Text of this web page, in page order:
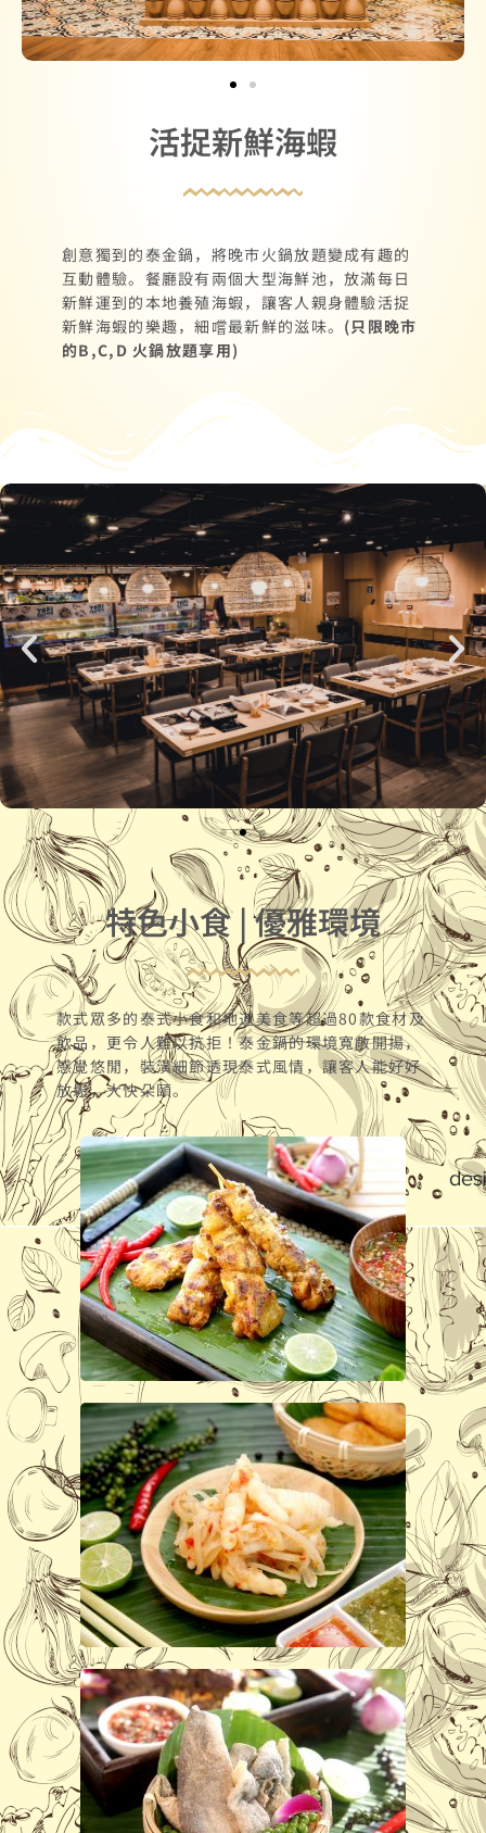
活捉新鮮海蝦
創意獨到的泰金鍋，將晚市火鍋放題變成有趣的
互動體驗。餐廳設有兩個大型海鮮池，放滿每日
新鮮運到的本地養殖海蝦，讓客人親身體驗活捉
新鮮海蝦的樂趣，細嚐最新鮮的滋味。 (只限晚市
的B,C,D 火鍋放題享用)
特色小食 | 優雅環境
款式眾多的泰式小食和地道美食等超過80款食材及
飲品，更令人難以抗拒！泰金鍋的環境寬敞開揚，
感覺悠閒，裝潢細節透現泰式風情，讓客人能好好
放鬆，大快朵頤。